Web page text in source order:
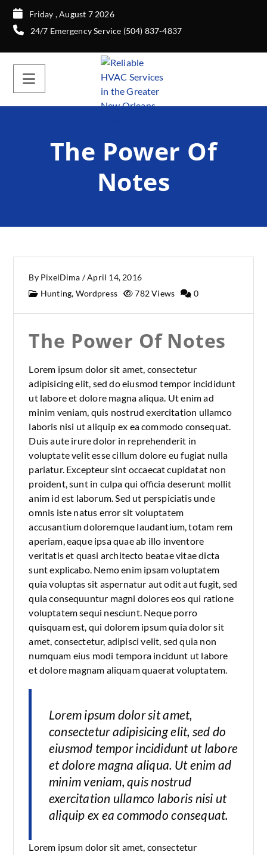
Friday , August 7 2026
24/7 Emergency Service (504) 837-4837
The Power Of
Notes
By PixelDima /April 14, 2016
Hunting, Wordpress 782 Views 0
The Power Of Notes
Lorem ipsum dolor sit amet, consectetur
adipisicing elit, sed do eiusmod tempor incididunt
ut labore et dolore magna aliqua. Ut enim ad
minim veniam, quis nostrud exercitation ullamco
laboris nisi ut aliquip ex ea commodo consequat.
Duis aute irure dolor in reprehenderit in
voluptate velit esse cillum dolore eu fugiat nulla
pariatur. Excepteur sint occaecat cupidatat non
proident, sunt in culpa qui officia deserunt mollit
anim id est laborum. Sed ut perspiciatis unde
omnis iste natus error sit voluptatem
accusantium doloremque laudantium, totam rem
aperiam, eaque ipsa quae ab illo inventore
veritatis et quasi architecto beatae vitae dicta
sunt explicabo. Nemo enim ipsam voluptatem
quia voluptas sit aspernatur aut odit aut fugit, sed
quia consequuntur magni dolores eos qui ratione
voluptatem sequi nesciunt. Neque porro
quisquam est, qui dolorem ipsum quia dolor sit
amet, consectetur, adipisci velit, sed quia non
numquam eius modi tempora incidunt ut labore
et dolore magnam aliquam quaerat voluptatem.
Lorem ipsum dolor sit amet,
consectetur adipisicing elit, sed do
eiusmod tempor incididunt ut labore
et dolore magna aliqua. Ut enim ad
minim veniam, quis nostrud
exercitation ullamco laboris nisi ut
aliquip ex ea commodo consequat.
Lorem ipsum dolor sit amet, consectetur